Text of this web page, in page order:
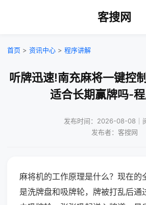
客搜网
首页 > 资讯中心 > 程序讲解
听牌迅速!南充麻将一键控
适合长期赢牌吗-
发布时间：2026-08-08｜
发布者：客搜网
麻将机的工作原理是什么？现在的
是洗牌盘和吸牌轮，牌被打乱后通